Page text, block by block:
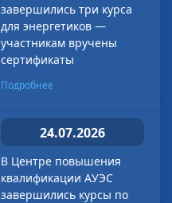
завершились три курса
для энергетиков —
участникам вручены
сертификаты
Подробнее
24.07.2026
В Центре повышения
квалификации АУЭС
завершились курсы по